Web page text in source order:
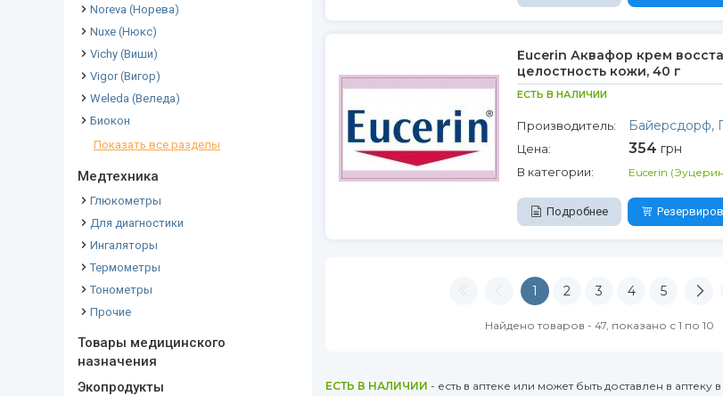
Noreva (Норева)
Nuxe (Нюкс)
Vichy (Виши)
Vigor (Вигор)
Weleda (Веледа)
Биокон
Показать все разделы
Медтехника
Глюкометры
Для диагностики
Ингаляторы
Термометры
Тонометры
Прочие
Товары медицинского
назначения
Экопродукты
Eucerin Аквафор крем
целостность кожи, 40 г
ЕСТЬ В НАЛИЧИИ
Производитель: Байерсдорф,
Цена: 354 грн
В категории: Eucerin
Подробнее
1 2 3 4 5
Найдено товаров - 47, показано с 1 по 10
ЕСТЬ В НАЛИЧИИ - есть в аптеке или может быть доставлен в аптеку